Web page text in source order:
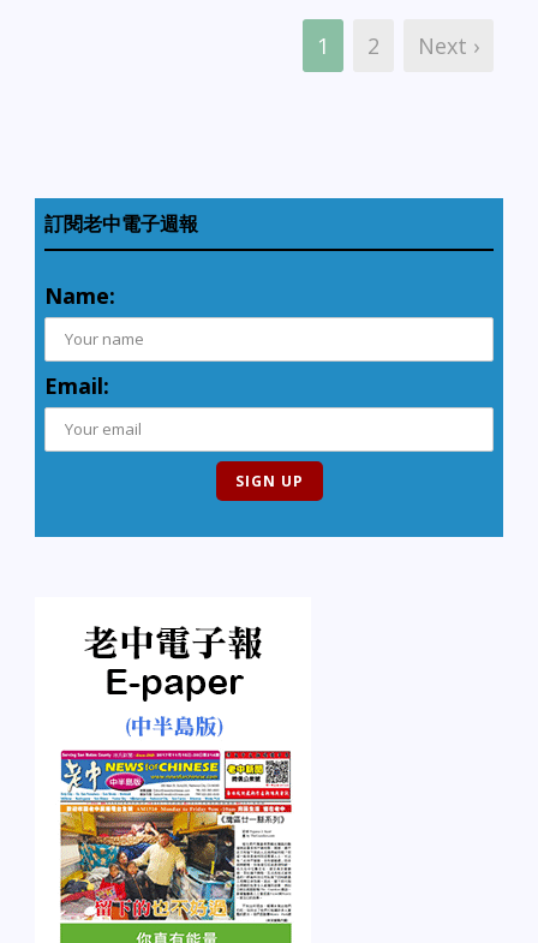
1 2 Next ›
訂閱老中電子週報
Name:
Email: